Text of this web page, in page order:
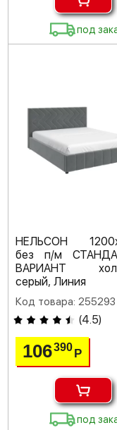
под
НЕЛЬСОН
без п/м
ВАРИАНТ
серый, Линия
Код товара: 255293
(4.5)
106390 Р
под